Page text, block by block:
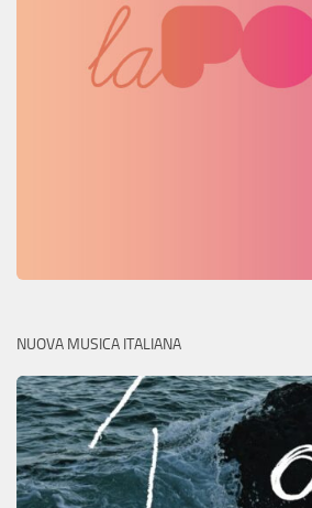
NUOVA MUSICA ITALIANA